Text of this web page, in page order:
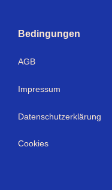
Bedingungen
AGB
Impressum
Datenschutzerklärung
Cookies